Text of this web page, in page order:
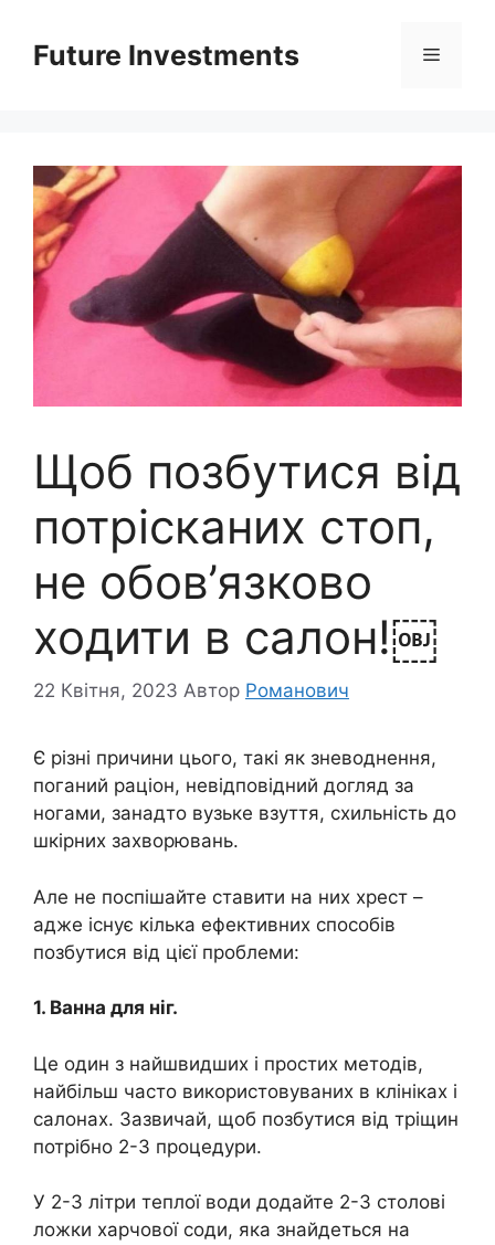
вмістуFuture Investments Меню
Щоб позбутися від
потрісканих стоп,
не обов’язково
ходити в салон!￼
22 Квітня, 2023 Автор Романович
Є різні причини цього, такі як зневоднення,
поганий раціон, невідповідний догляд за
ногами, занадто вузьке взуття, схильність до
шкірних захворювань.
Але не поспішайте ставити на них хрест –
адже існує кілька ефективних способів
позбутися від цієї проблеми:
1. Ванна для ніг.
Це один з найшвидших і простих методів,
найбільш часто використовуваних в клініках і
салонах. Зазвичай, щоб позбутися від тріщин
потрібно 2-3 процедури.
У 2-3 літри теплої води додайте 2-3 столові
ложки харчової соди, яка знайдеться на